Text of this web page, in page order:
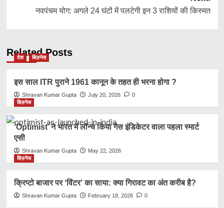
नवपंचम योग: अगले 24 घंटों में पलटेगी इन 3 राशियों की किस्मत
Related Posts
देश बिज़नेस
इस साल ITR पुराने 1961 कानून के तहत ही भरना होगा ?
Shravan Kumar Gupta July 20, 2026
0
बिज़नेस
‘Optimist’ ने भारत में लॉन्च किया गैस इंडिकेटर वाला पहला स्मार्ट
एसी
Shravan Kumar Gupta
May 22, 2026
बिज़नेस
क्रिप्टो बाजार पर ‘विंटर’ का साया: क्या गिरावट का अंत करीब है?
Shravan Kumar Gupta February 18, 2026 0